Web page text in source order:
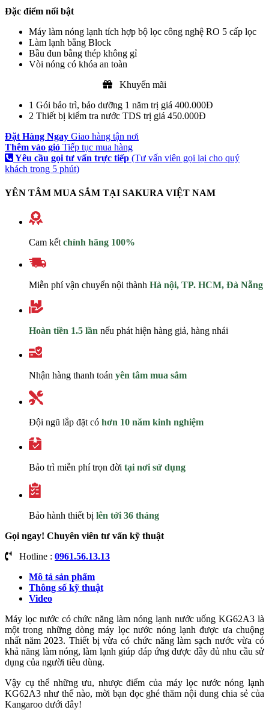
Đặc điểm nổi bật
Máy làm nóng lạnh tích hợp bộ lọc công nghệ RO 5 cấp lọc
Làm lạnh bằng Block
Bầu đun bằng thép không gỉ
Vòi nóng có khóa an toàn
Khuyến mãi
1 Gói bảo trì, bảo dưỡng 1 năm trị giá 400.000Đ
2 Thiết bị kiểm tra nước TDS trị giá 450.000Đ
Đặt Hàng Ngay Giao hàng tận nơi
Thêm vào giỏ Tiếp tục mua hàng
Yêu cầu gọi tư vấn trực tiếp (Tư vấn viên gọi lại cho quý
khách trong 5 phút)
YÊN TÂM MUA SẮM TẠI SAKURA VIỆT NAM
Cam kết chính hãng 100%
Miễn phí vận chuyển nội thành Hà nội, TP. HCM, Đà Nẵng
Hoàn tiền 1.5 lần nếu phát hiện hàng giả, hàng nhái
Nhận hàng thanh toán yên tâm mua sắm
Đội ngũ lắp đặt có hơn 10 năm kinh nghiệm
Bảo trì miễn phí trọn đời tại nơi sử dụng
Bảo hành thiết bị lên tới 36 tháng
Gọi ngay! Chuyên viên tư vấn kỹ thuật
Hotline : 0961.56.13.13
Mô tả sản phẩm
Thông số kỹ thuật
Video
Máy lọc nước có chức năng làm nóng lạnh nước uống KG62A3 là
một trong những dòng máy lọc nước nóng lạnh được ưa chuộng
nhất năm 2023. Thiết bị vừa có chức năng làm sạch nước vừa có
khả năng làm nóng, làm lạnh giúp đáp ứng được đầy đủ nhu cầu sử
dụng của người tiêu dùng.
Vậy cụ thể những ưu, nhược điểm của máy lọc nước nóng lạnh
KG62A3 như thế nào, mời bạn đọc ghé thăm nội dung chia sẻ của
Kangaroo dưới đây!